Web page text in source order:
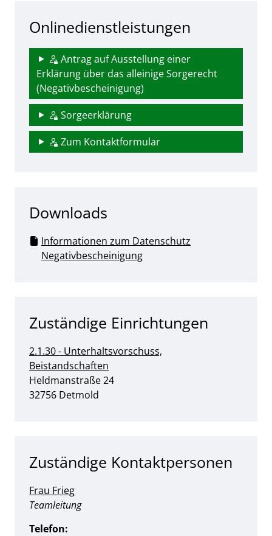
Onlinedienstleistungen
Antrag auf Ausstellung einer
Erklärung über das alleinige Sorgerecht
(Negativbescheinigung)
Sorgeerklärung
Zum Kontaktformular
Downloads
Informationen zum Datenschutz
Negativbescheinigung
Zuständige Einrichtungen
2.1.30 - Unterhaltsvorschuss,
Beistandschaften
Straße:
Heldmanstraße Hausnummer:
24
PLZ:
32756 Ort:
Detmold
Zuständige Kontaktpersonen
Frau Frieg
Position:
Teamleitung
Telefon: